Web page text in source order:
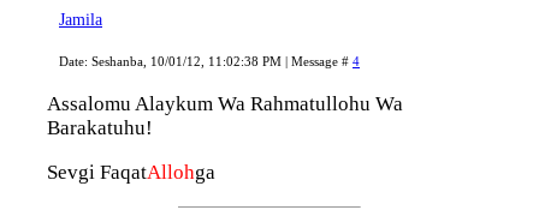
Jamila
Date: Seshanba, 10/01/12, 11:02:38 PM | Message # 4
Assalomu Alaykum Wa Rahmatullohu Wa
Barakatuhu!
Sevgi FaqatAllohga